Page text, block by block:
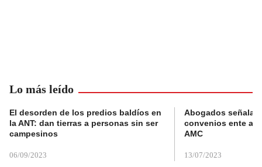
Lo más leído
El desorden de los predios baldíos en
la ANT: dan tierras a personas sin ser
campesinos
06/09/2023
Abogados
convenios ente
AMC
13/07/2023